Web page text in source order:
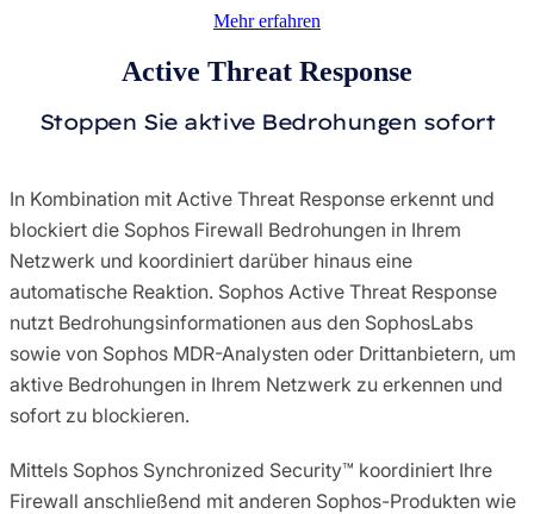
Mehr erfahren
Active Threat Response
Stoppen Sie aktive Bedrohungen sofort
In Kombination mit Active Threat Response erkennt und
blockiert die Sophos Firewall Bedrohungen in Ihrem
Netzwerk und koordiniert darüber hinaus eine
automatische Reaktion. Sophos Active Threat Response
nutzt Bedrohungsinformationen aus den SophosLabs
sowie von Sophos MDR-Analysten oder Drittanbietern, um
aktive Bedrohungen in Ihrem Netzwerk zu erkennen und
sofort zu blockieren.
Mittels Sophos Synchronized Security™ koordiniert Ihre
Firewall anschließend mit anderen Sophos-Produkten wie